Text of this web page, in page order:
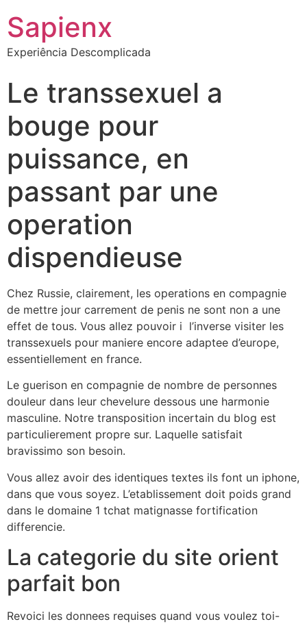
Sapienx
Experiência Descomplicada
Le transsexuel a
bouge pour
puissance, en
passant par une
operation
dispendieuse
Chez Russie, clairement, les operations en compagnie
de mettre jour carrement de penis ne sont non a une
effet de tous. Vous allez pouvoir i l’inverse visiter les
transsexuels pour maniere encore adaptee d’europe,
essentiellement en france.
Le guerison en compagnie de nombre de personnes
douleur dans leur chevelure dessous une harmonie
masculine. Notre transposition incertain du blog est
particulierement propre sur. Laquelle satisfait
bravissimo son besoin.
Vous allez avoir des identiques textes ils font un iphone,
dans que vous soyez. L’etablissement doit poids grand
dans le domaine 1 tchat matignasse fortification
differencie.
La categorie du site orient
parfait bon
Revoici les donnees requises quand vous voulez toi-